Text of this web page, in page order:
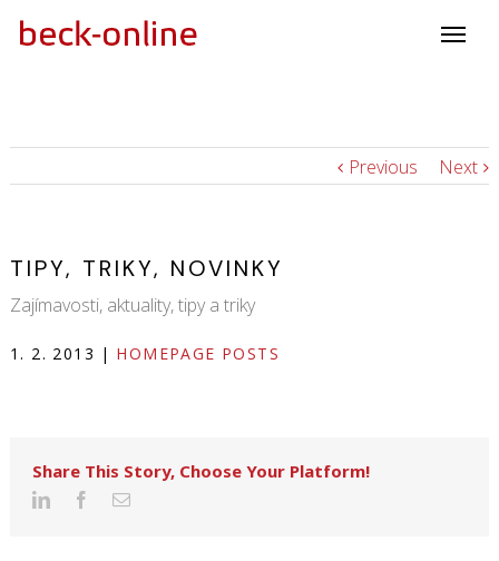
Previous Next
TIPY, TRIKY, NOVINKY
Zajímavosti, aktuality, tipy a triky
1. 2. 2013 | HOMEPAGE POSTS
Share This Story, Choose Your Platform!